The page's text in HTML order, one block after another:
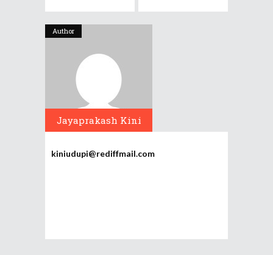
Author
Jayaprakash Kini
kiniudupi@rediffmail.com